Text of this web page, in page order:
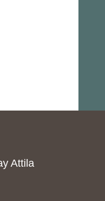
Attila